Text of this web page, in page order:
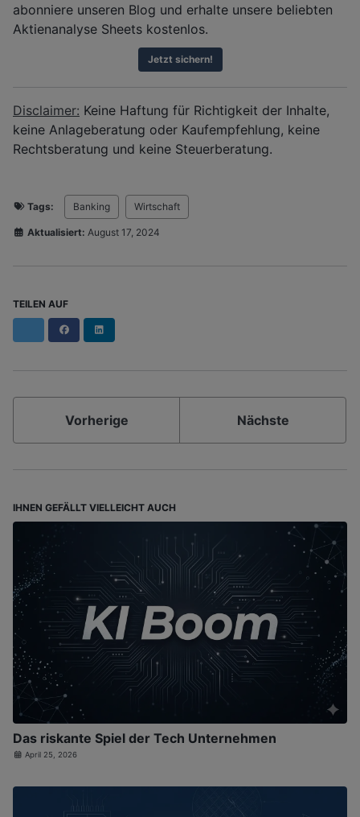
abonniere unseren Blog und erhalte unsere beliebten
Aktienanalyse Sheets kostenlos.
Jetzt sichern!
Disclaimer: Keine Haftung für Richtigkeit der Inhalte,
keine Anlageberatung oder Kaufempfehlung, keine
Rechtsberatung und keine Steuerberatung.
Tags: Banking Wirtschaft
Aktualisiert: August 17, 2024
TEILEN AUF
Facebook
Vorherige Nächste
IHNEN GEFÄLLT VIELLEICHT AUCH
Das riskante Spiel der Tech Unternehmen
April 25, 2026